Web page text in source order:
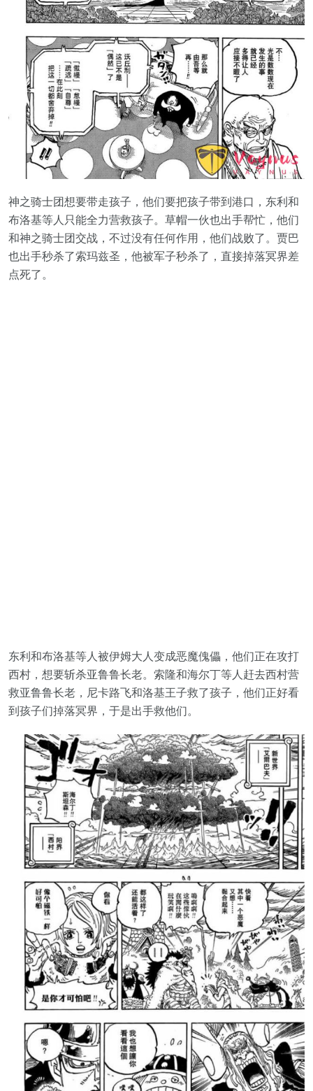
神之骑士团想要带走孩子，他们要把孩子带到港口，东利和
布洛基等人只能全力营救孩子。草帽一伙也出手帮忙，他们
和神之骑士团交战，不过没有任何作用，他们战败了。贾巴
也出手秒杀了索玛兹圣，他被军子秒杀了，直接掉落冥界差
点死了。
东利和布洛基等人被伊姆大人变成恶魔傀儡，他们正在攻打
西村，想要斩杀亚鲁鲁长老。索隆和海尔丁等人赶去西村营
救亚鲁鲁长老，尼卡路飞和洛基王子救了孩子，他们正好看
到孩子们掉落冥界，于是出手救他们。